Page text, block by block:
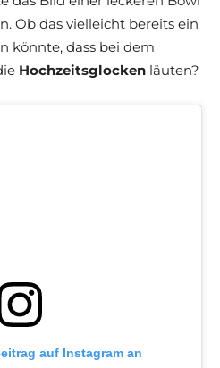
Ob das vielleicht bereits ein
könnte, dass bei dem
Hochzeitsglocken läuten?
auf Instagram an